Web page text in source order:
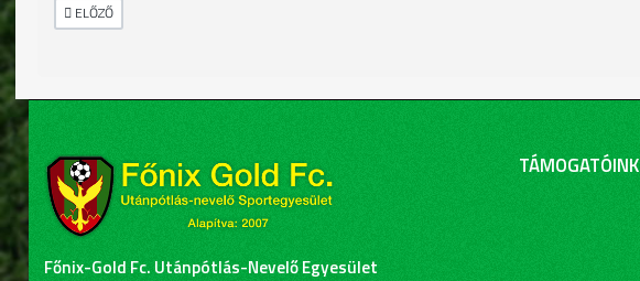
ELŐZŐ CIKK: IRÁNY A PUSKÁS FERENC STADION!!!
ELŐZŐ
Főnix-Gold Fc. Utánpótlás-Nevelő Egyesület
TÁMOGATÓINK